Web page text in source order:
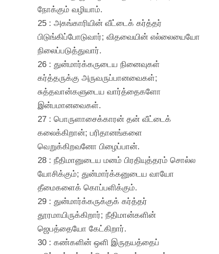
நோக்கும் வழியாம்.
25 : அகங்காரியின் வீட்டைக் கர்த்தர்
பிடுங்கிப்போடுவார்; விதவையின் எல்லையையோ
நிலைப்படுத்துவார்.
26 : துன்மார்க்கருடைய நினைவுகள்
கர்த்தருக்கு அருவருப்பானவைகள்;
சுத்தவான்களுடைய வார்த்தைகளோ
இன்பமானவைகள்.
27 : பொருளாசைக்காரன் தன் வீட்டைக்
கலைக்கிறான்; பரிதானங்களை
வெறுக்கிறவனோ பிழைப்பான்.
28 : நீதிமானுடைய மனம் பிரதியுத்தரம் சொல்ல
யோசிக்கும்; துன்மார்க்கனுடைய வாயோ
தீமைகளைக் கொப்பளிக்கும்.
29 : துன்மார்க்கருக்குக் கர்த்தர்
தூரமாயிருக்கிறார்; நீதிமான்களின்
ஜெபத்தையோ கேட்கிறார்.
30 : கண்களின் ஒளி இருதயத்தைப்